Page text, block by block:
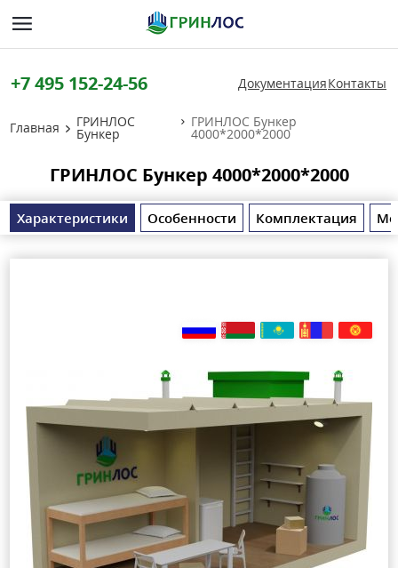
+7 495 152-24-56 ДокументацияКонтакты
Главная ГРИНЛОС
Бункер
ГРИНЛОС Бункер
4000*2000*2000
ГРИНЛОС Бункер 4000*2000*2000
Характеристики Особенности Комплектация